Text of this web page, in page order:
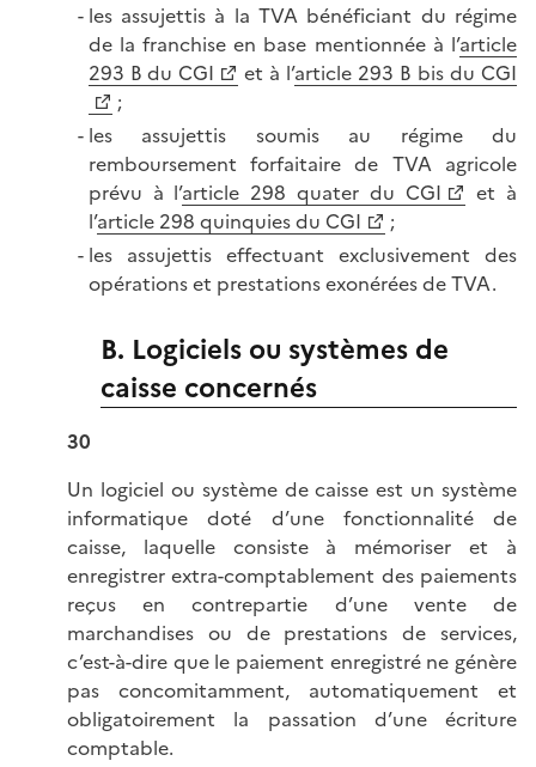
les assujettis à la TVA bénéficiant du régime
de la franchise en base mentionnée à l’article
293 B du CGI
et à l’article 293 B bis du CGI
;
les assujettis soumis au régime du
remboursement forfaitaire de TVA agricole
prévu à l’article 298 quater du CGI
et à
l’article 298 quinquies du CGI
;
les assujettis effectuant exclusivement des
opérations et prestations exonérées de TVA.
B. Logiciels ou systèmes de
caisse concernés
30
Un logiciel ou système de caisse est un système
informatique doté d’une fonctionnalité de
caisse, laquelle consiste à mémoriser et à
enregistrer extra-comptablement des paiements
reçus en contrepartie d’une vente de
marchandises ou de prestations de services,
c’est-à-dire que le paiement enregistré ne génère
pas concomitamment, automatiquement et
obligatoirement la passation d’une écriture
comptable.